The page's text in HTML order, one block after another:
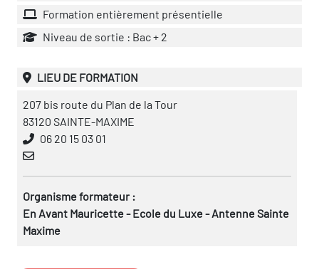
Formation entièrement présentielle
Niveau de sortie : Bac + 2
LIEU DE FORMATION
207 bis route du Plan de la Tour
83120 SAINTE-MAXIME
06 20 15 03 01
Organisme formateur :
En Avant Mauricette - Ecole du Luxe - Antenne Sainte
Maxime